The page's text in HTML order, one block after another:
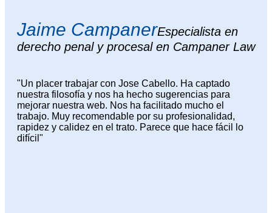
Jaime CampanerEspecialista en
derecho penal y procesal en Campaner Law
"Un placer trabajar con Jose Cabello. Ha captado
nuestra filosofía y nos ha hecho sugerencias para
mejorar nuestra web. Nos ha facilitado mucho el
trabajo. Muy recomendable por su profesionalidad,
rapidez y calidez en el trato. Parece que hace fácil lo
difícil"